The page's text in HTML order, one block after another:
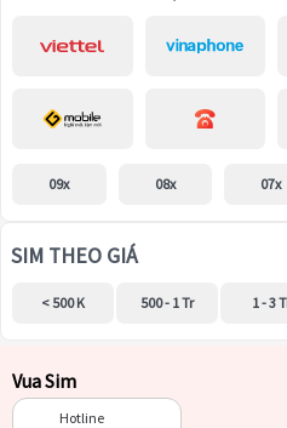
09x 08x 07x
SIM THEO GIÁ
< 500 K 500 - 1 Tr 1 - 3
Vua Sim
Hotline